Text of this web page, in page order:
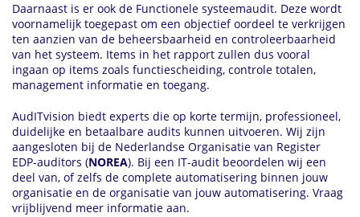
Daarnaast is er ook de Functionele systeemaudit. Deze wordt
voornamelijk toegepast om een objectief oordeel te verkrijgen
ten aanzien van de beheersbaarheid en controleerbaarheid
van het systeem. Items in het rapport zullen dus vooral
ingaan op items zoals functiescheiding, controle totalen,
management informatie en toegang.
AudITvision biedt experts die op korte termijn, professioneel,
duidelijke en betaalbare audits kunnen uitvoeren. Wij zijn
aangesloten bij de Nederlandse Organisatie van Register
EDP-auditors (NOREA). Bij een IT-audit beoordelen wij een
deel van, of zelfs de complete automatisering binnen jouw
organisatie en de organisatie van jouw automatisering. Vraag
vrijblijvend meer informatie aan.